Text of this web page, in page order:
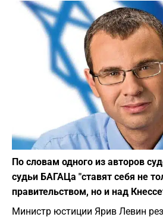
По словам одного из авторов
судьи БАГАЦа "ставят себя не
правительством, но и над
Министр юстиции Ярив Левин